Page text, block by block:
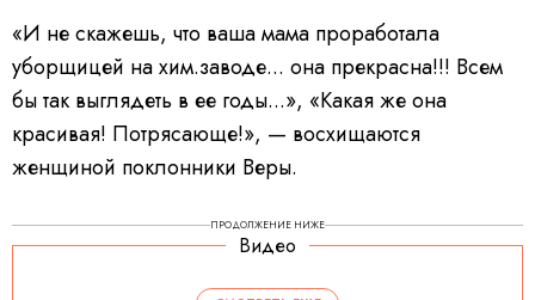
«И не скажешь, что ваша мама проработала
уборщицей на хим.заводе... она прекрасна!!! Всем
бы так выглядеть в ее годы...», «Какая же она
красивая! Потрясающе!», — восхищаются
женщиной поклонники Веры.
ПРОДОЛЖЕНИЕ НИЖЕ
Видео